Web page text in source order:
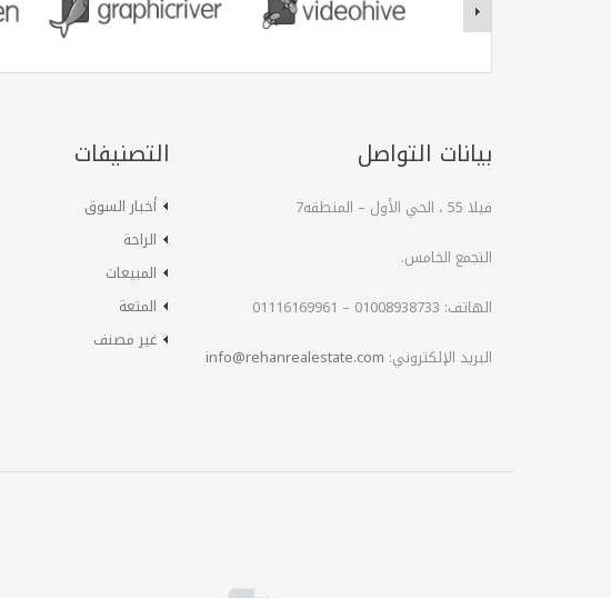
بيانات التواصل
فيلا 55 ، الحي الأول – المنطقه7
التجمع الخامس.
الهاتف: 01008938733 – 01116169961
البريد الإلكتروني: info@rehanrealestate.com
التصنيفات
أخبار السوق
الراحة
المبيعات
المتعة
غير مصنف